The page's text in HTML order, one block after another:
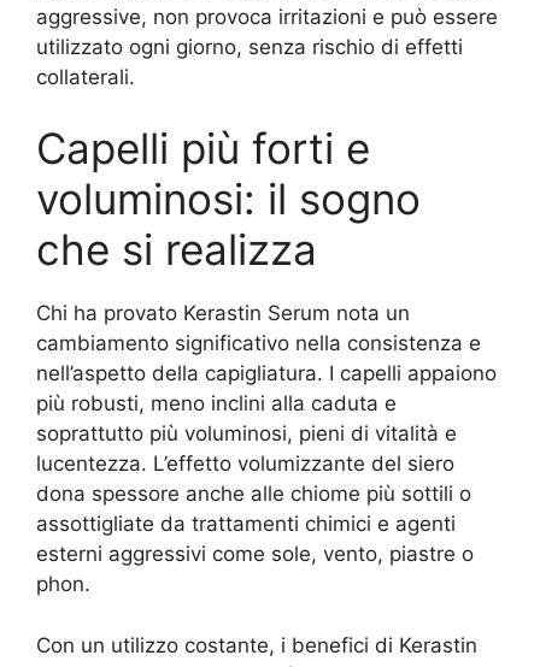
aggressive, non provoca irritazioni e può essere
utilizzato ogni giorno, senza rischio di effetti
collaterali.
Capelli più forti e
voluminosi: il sogno
che si realizza
Chi ha provato Kerastin Serum nota un
cambiamento significativo nella consistenza e
nell’aspetto della capigliatura. I capelli appaiono
più robusti, meno inclini alla caduta e
soprattutto più voluminosi, pieni di vitalità e
lucentezza. L’effetto volumizzante del siero
dona spessore anche alle chiome più sottili o
assottigliate da trattamenti chimici e agenti
esterni aggressivi come sole, vento, piastre o
phon.
Con un utilizzo costante, i benefici di Kerastin